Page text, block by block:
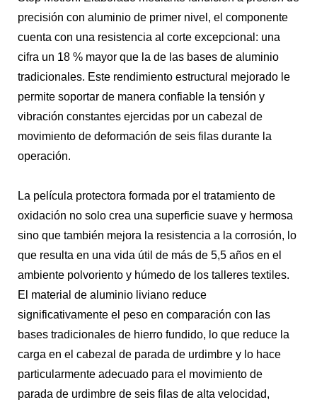
precisión con aluminio de primer nivel, el componente
cuenta con una resistencia al corte excepcional: una
cifra un 18 % mayor que la de las bases de aluminio
tradicionales. Este rendimiento estructural mejorado le
permite soportar de manera confiable la tensión y
vibración constantes ejercidas por un cabezal de
movimiento de deformación de seis filas durante la
operación.
La película protectora formada por el tratamiento de
oxidación no solo crea una superficie suave y hermosa
sino que también mejora la resistencia a la corrosión, lo
que resulta en una vida útil de más de 5,5 años en el
ambiente polvoriento y húmedo de los talleres textiles.
El material de aluminio liviano reduce
significativamente el peso en comparación con las
bases tradicionales de hierro fundido, lo que reduce la
carga en el cabezal de parada de urdimbre y lo hace
particularmente adecuado para el movimiento de
parada de urdimbre de seis filas de alta velocidad,